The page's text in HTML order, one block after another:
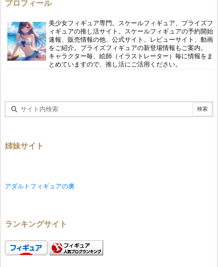
プロフィール
美少女フィギュア専門。スケールフィギュア、プライズフ
ィギュアの推し活サイト。スケールフィギュアの予約開始
速報、販売情報の他、公式サイト、レビューサイト、動画
をご紹介。プライズフィギュアの新登場情報もご案内。
キャラクター毎、絵師（イラストレーター）毎に情報をま
とめていますので、推し活にご活用ください。
姉妹サイト
アダルトフィギュアの虜
ランキングサイト